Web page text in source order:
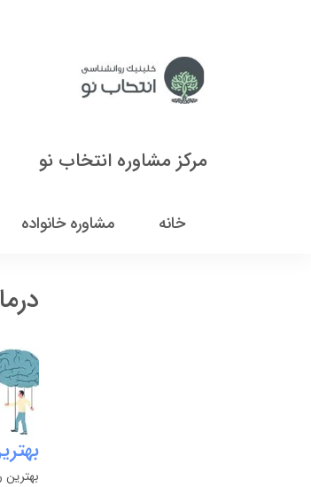
مرکز مشاوره انتخاب نو
خانه مشاوره خانواده